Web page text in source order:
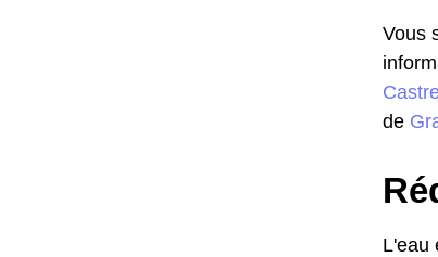
Vous
de
L'eau